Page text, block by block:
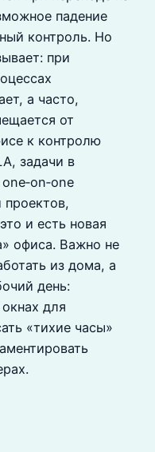
падение
контроль. Но
при
а часто,
от
к контролю
задачи в
проектов,
и есть новая
офиса. Важно не
из дома, а
день:
для
«тихие часы»